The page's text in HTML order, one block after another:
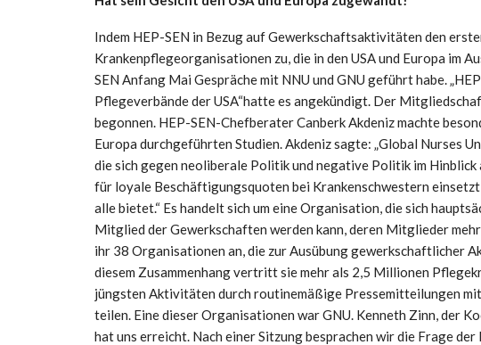
Indem HEP-SEN in Bezug auf Gewerkschaftsaktivitäten den
Krankenpflegeorganisationen zu, die in den USA und Europa im
SEN Anfang Mai Gespräche mit NNU und GNU geführt habe.
Pflegeverbände der USA“hatte es angekündigt. Der
begonnen. HEP-SEN-Chefberater Canberk Akdeniz machte
Europa durchgeführten Studien. Akdeniz sagte: „Global Nurses
die sich gegen neoliberale Politik und negative Politik im
für loyale Beschäftigungsquoten bei Krankenschwestern
alle bietet.“ Es handelt sich um eine Organisation, die sich
Mitglied der Gewerkschaften werden kann, deren Mitglieder
ihr 38 Organisationen an, die zur Ausübung gewerkschaftlicher
diesem Zusammenhang vertritt sie mehr als 2,5 Millionen
jüngsten Aktivitäten durch routinemäßige Pressemitteilungen
teilen. Eine dieser Organisationen war GNU. Kenneth Zinn, der
hat uns erreicht. Nach einer Sitzung besprachen wir die Frage